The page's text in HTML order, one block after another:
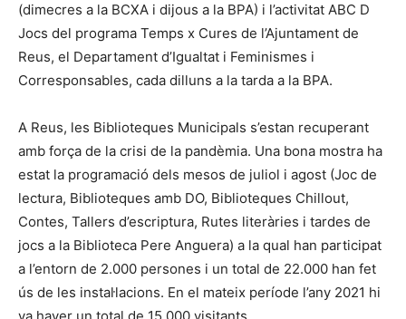
(dimecres a la BCXA i dijous a la BPA) i l’activitat ABC D
Jocs del programa Temps x Cures de l’Ajuntament de
Reus, el Departament d’Igualtat i Feminismes i
Corresponsables, cada dilluns a la tarda a la BPA.
A Reus, les Biblioteques Municipals s’estan recuperant
amb força de la crisi de la pandèmia. Una bona mostra ha
estat la programació dels mesos de juliol i agost (Joc de
lectura, Biblioteques amb DO, Biblioteques Chillout,
Contes, Tallers d’escriptura, Rutes literàries i tardes de
jocs a la Biblioteca Pere Anguera) a la qual han participat
a l’entorn de 2.000 persones i un total de 22.000 han fet
ús de les instal·lacions. En el mateix període l’any 2021 hi